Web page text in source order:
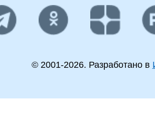
© 2001-2026. Разработано в